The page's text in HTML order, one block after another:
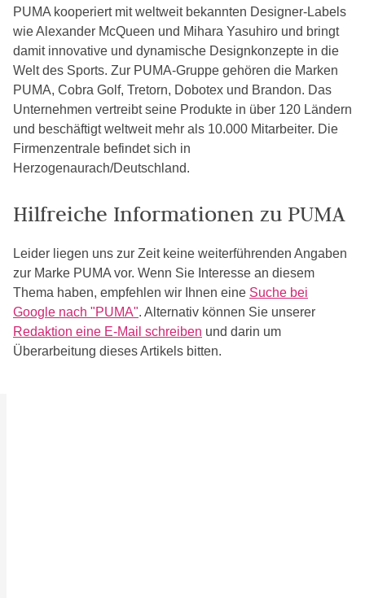
PUMA kooperiert mit weltweit bekannten Designer-Labels
wie Alexander McQueen und Mihara Yasuhiro und bringt
damit innovative und dynamische Designkonzepte in die
Welt des Sports. Zur PUMA-Gruppe gehören die Marken
PUMA, Cobra Golf, Tretorn, Dobotex und Brandon. Das
Unternehmen vertreibt seine Produkte in über 120 Ländern
und beschäftigt weltweit mehr als 10.000 Mitarbeiter. Die
Firmenzentrale befindet sich in
Herzogenaurach/Deutschland.
Hilfreiche Informationen zu PUMA
Leider liegen uns zur Zeit keine weiterführenden Angaben
zur Marke PUMA vor. Wenn Sie Interesse an diesem
Thema haben, empfehlen wir Ihnen eine Suche bei
Google nach "PUMA". Alternativ können Sie unserer
Redaktion eine E-Mail schreiben und darin um
Überarbeitung dieses Artikels bitten.